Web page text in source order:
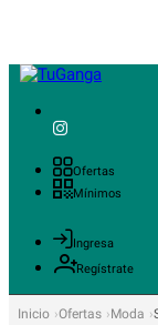
Ofertas
Mínimos
Ingresa
Regístrate
Inicio Ofertas Moda